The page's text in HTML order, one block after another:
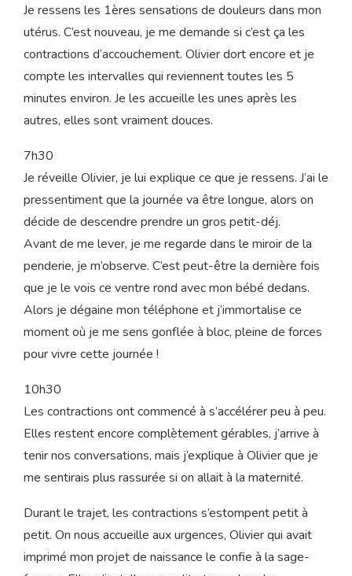
avant d’aller se coucher et on se demande si elle
m’entraînera bientôt dans sa valse.
25.07.2021
5h00
Je ressens les 1ères sensations de douleurs dans mon
contractions d’accouchement. Olivier dort encore et je
compte les intervalles qui reviennent toutes les 5
minutes environ. Je les accueille les unes après les
autres, elles sont vraiment douces.
7h30
Je réveille Olivier, je lui explique ce que je ressens. J’ai le
pressentiment que la journée va être longue, alors on
décide de descendre prendre un gros petit-déj.
Avant de me lever, je me regarde dans le miroir de la
que je le vois ce ventre rond avec mon bébé dedans.
Alors je dégaine mon téléphone et j’immortalise ce
moment où je me sens gonflée à bloc, pleine de forces
pour vivre cette journée !
Les contractions ont commencé à s’accélérer peu à peu.
Elles restent encore complètement gérables, j’arrive à
tenir nos conversations, mais j’explique à Olivier que je